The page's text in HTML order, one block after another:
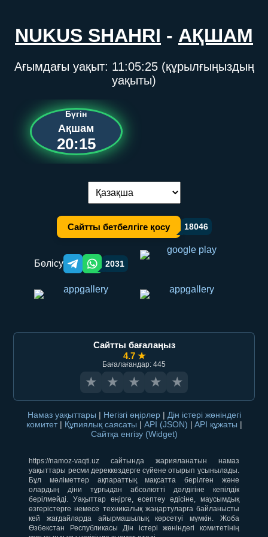
NUKUS SHAHRI - АҚШАМ
Ағымдағы уақыт: 11:05:25(құрылғыңыздың
уақыты)
Бүгін
Ақшам
20:15
Тілді ауыстыру:
Сайтты бетбелгіге қосу 18046
Бөлісу Telegram orqali ulashish
WhatsApp orqali ulashish
2031
Сайтты бағалаңыз
4.7 ★
Бағалағандар: 445
★ ★ ★ ★ ★
Намаз уақыттары | Негізгі өңірлер | Дін істері жөніндегі
комитет | Құпиялық саясаты | API (JSON) | API құжаты |
Сайтқа енгізу (Widget)
https://namoz-vaqti.uz сайтында жарияланатын намаз
уақыттары ресми дереккөздерге сүйене отырып ұсынылады.
Бұл мәліметтер ақпараттық мақсатта берілген және
олардың діни тұрғыдан абсолютті дәлдігіне кепілдік
берілмейді. Уақыттар өңірге, есептеу әдісіне, маусымдық
өзгерістерге немесе техникалық жаңартуларға байланысты
кей жағдайларда айырмашылық көрсетуі мүмкін. Жоба
Өзбекстан Республикасы Дін істері жөніндегі комитетінің